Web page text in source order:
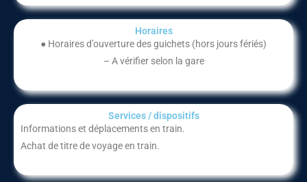
Horaires
● Horaires d’ouverture des guichets (hors jours fériés)
– A vérifier selon la gare
Services / dispositifs​
Informations et déplacements en train.
Achat de titre de voyage en train.